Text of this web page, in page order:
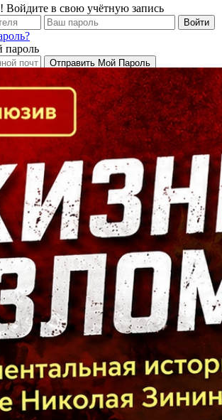
Войдите в свою учётную запись
пароль
регионе